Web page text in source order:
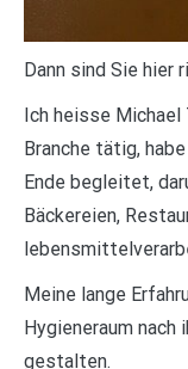
Dann sind Sie hier
Ich heisse Michael
Branche tätig,
Ende begleitet,
Bäckereien,
Meine lange
Hygieneraum nach
gestalten.